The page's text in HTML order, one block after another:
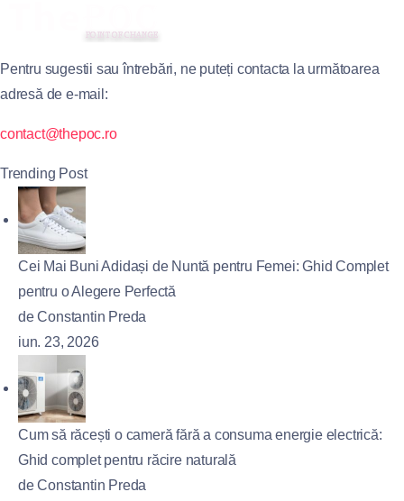
Pentru sugestii sau întrebări, ne puteți contacta la următoarea
adresă de e-mail:
contact@thepoc.ro
Trending Post
Cei Mai Buni Adidași de Nuntă pentru Femei: Ghid Complet
pentru o Alegere Perfectă
de Constantin Preda
iun. 23, 2026
Cum să răcești o cameră fără a consuma energie electrică:
Ghid complet pentru răcire naturală
de Constantin Preda